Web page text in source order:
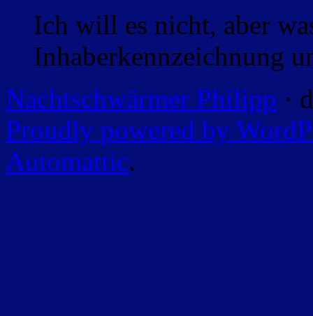
Ich will es nicht, aber
Inhaberkennzeichnung
Nachtschwärmer Philipp ·
Proudly powered by
Automattic.